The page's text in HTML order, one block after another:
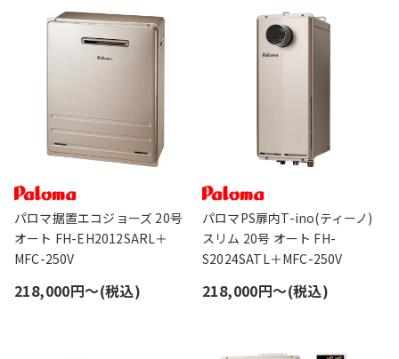
パロマ据置エコジョーズ 20号
オート FH-EH2012SARL＋
MFC-250V
218,000円〜(税込)
パロマPS扉内T-ino(ティーノ)
スリム 20号 オート FH-
S2024SATL＋MFC-250V
218,000円〜(税込)